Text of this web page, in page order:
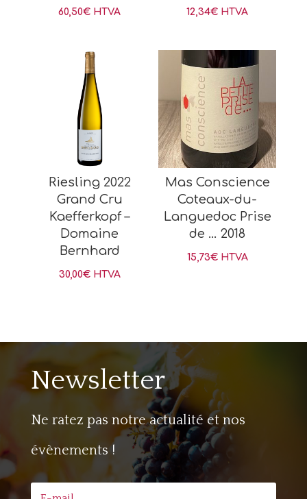
60,50€ HTVA 12,34€ HTVA
Riesling 2022
Grand Cru
Kaefferkopf –
Domaine
Bernhard
30,00€ HTVA
Mas Conscience
Coteaux-du-
Languedoc Prise
de … 2018
15,73€ HTVA
Newsletter
Ne ratez pas notre actualité et nos
évènements !